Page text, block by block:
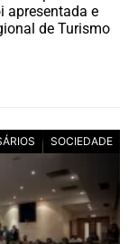
apresentada e
de Turismo
SOCIEDADE